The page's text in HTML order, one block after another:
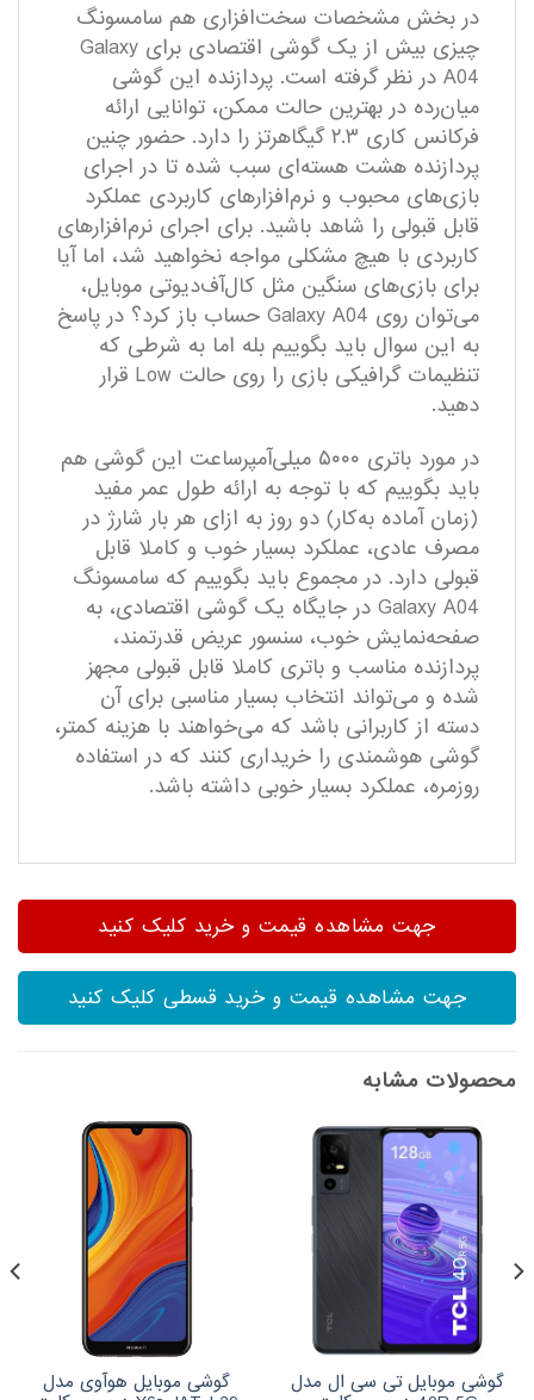
در بخش مشخصات سخت‌افزاری هم سامسونگ
چیزی بیش از یک گوشی اقتصادی برای Galaxy
A04 در نظر گرفته است. پردازنده این گوشی
میان‌رده در بهترین حالت ممکن، توانایی ارائه
فرکانس کاری ۲.۳ گیگاهرتز را دارد. حضور چنین
پردازنده هشت هسته‌ای سبب شده تا در اجرای
بازی‌های محبوب و نرم‌افزار‌های کاربردی عملکرد
قابل قبولی را شاهد باشید. برای اجرای نرم‌افزار‌های
کاربردی با هیچ مشکلی مواجه نخواهید شد، اما آیا
برای بازی‌های سنگین مثل کال‌آف‌دیوتی موبایل،
می‌توان روی Galaxy A04 حساب باز کرد؟ در پاسخ
به این سوال باید بگوییم بله اما به شرطی که
تنظیمات گرافیکی بازی را روی حالت Low قرار
دهید.
در مورد باتری ۵۰۰۰ میلی‌آمپر‌ساعت این گوشی هم
باید بگوییم که با توجه به ارائه طول عمر مفید
(زمان آماده به‌کار) دو روز به ازای هر بار شارژ در
مصرف عادی، عملکرد بسیار خوب و کاملا قابل
قبولی دارد. در مجموع باید بگوییم که سامسونگ
Galaxy A04 در جایگاه یک گوشی اقتصادی، به
صفحه‌نمایش خوب، سنسور عریض قدرتمند،
پردازنده مناسب و باتری کاملا قابل قبولی مجهز
شده و می‌تواند انتخاب بسیار مناسبی برای آن
دسته از کاربرانی باشد که می‌خواهند با هزینه کمتر،
گوشی هوشمندی را خریداری کنند که در استفاده
روزمره، عملکرد بسیار خوبی داشته باشد.
جهت مشاهده قیمت و خرید کلیک کنید
جهت مشاهده قیمت و خرید قسطی کلیک کنید
محصولات مشابه
گوشی موبایل تی سی ال مدل گوشی موبایل هوآوی مدل